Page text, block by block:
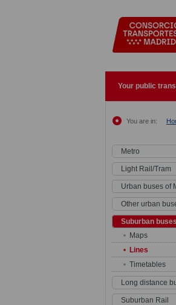
Your public
You are in:
Metro
Light Rail/Tram
Urban buses of
Other urban
Suburban buses
Maps
Lines
Timetables
Long distance
Suburban Rail